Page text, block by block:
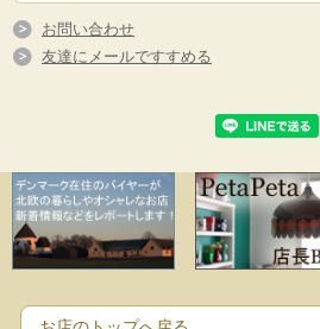
感のある大きめの燭台でお部屋のアイコンとして
品を丁寧に制作しており、現在も人気のメーカ
などもコレクターが多く、現地でもとても人気が
■製造国：スウェーデン
■メーカー：Nittosjo
■サイズ ：横幅12cm、高さ21.5cm
お問い合わせ
友達にメールですすめる